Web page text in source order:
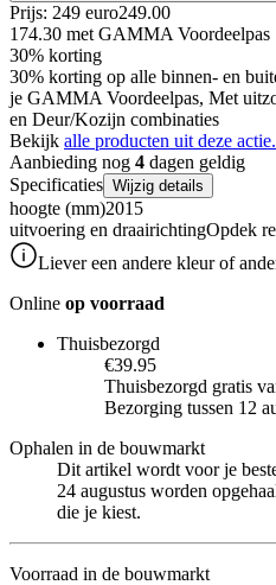
Prijs: 249 euro249.00
174.30 met GAMMA Voordeelpas
30% korting
30% korting op alle binnen- en
je GAMMA Voordeelpas, Met
en Deur/Kozijn combinaties
Bekijk alle producten uit deze actie.
Aanbieding nog 4 dagen geldig
Specificaties Wijzig details
hoogte (mm)2015
uitvoering en draairichtingOpdek
Liever een andere kleur of
Online op voorraad
Thuisbezorgd
€39.95
Thuisbezorgd gratis
Bezorging tussen 12
Ophalen in de bouwmarkt
Dit artikel wordt voor je
24 augustus worden
die je kiest.
Voorraad in de bouwmarkt